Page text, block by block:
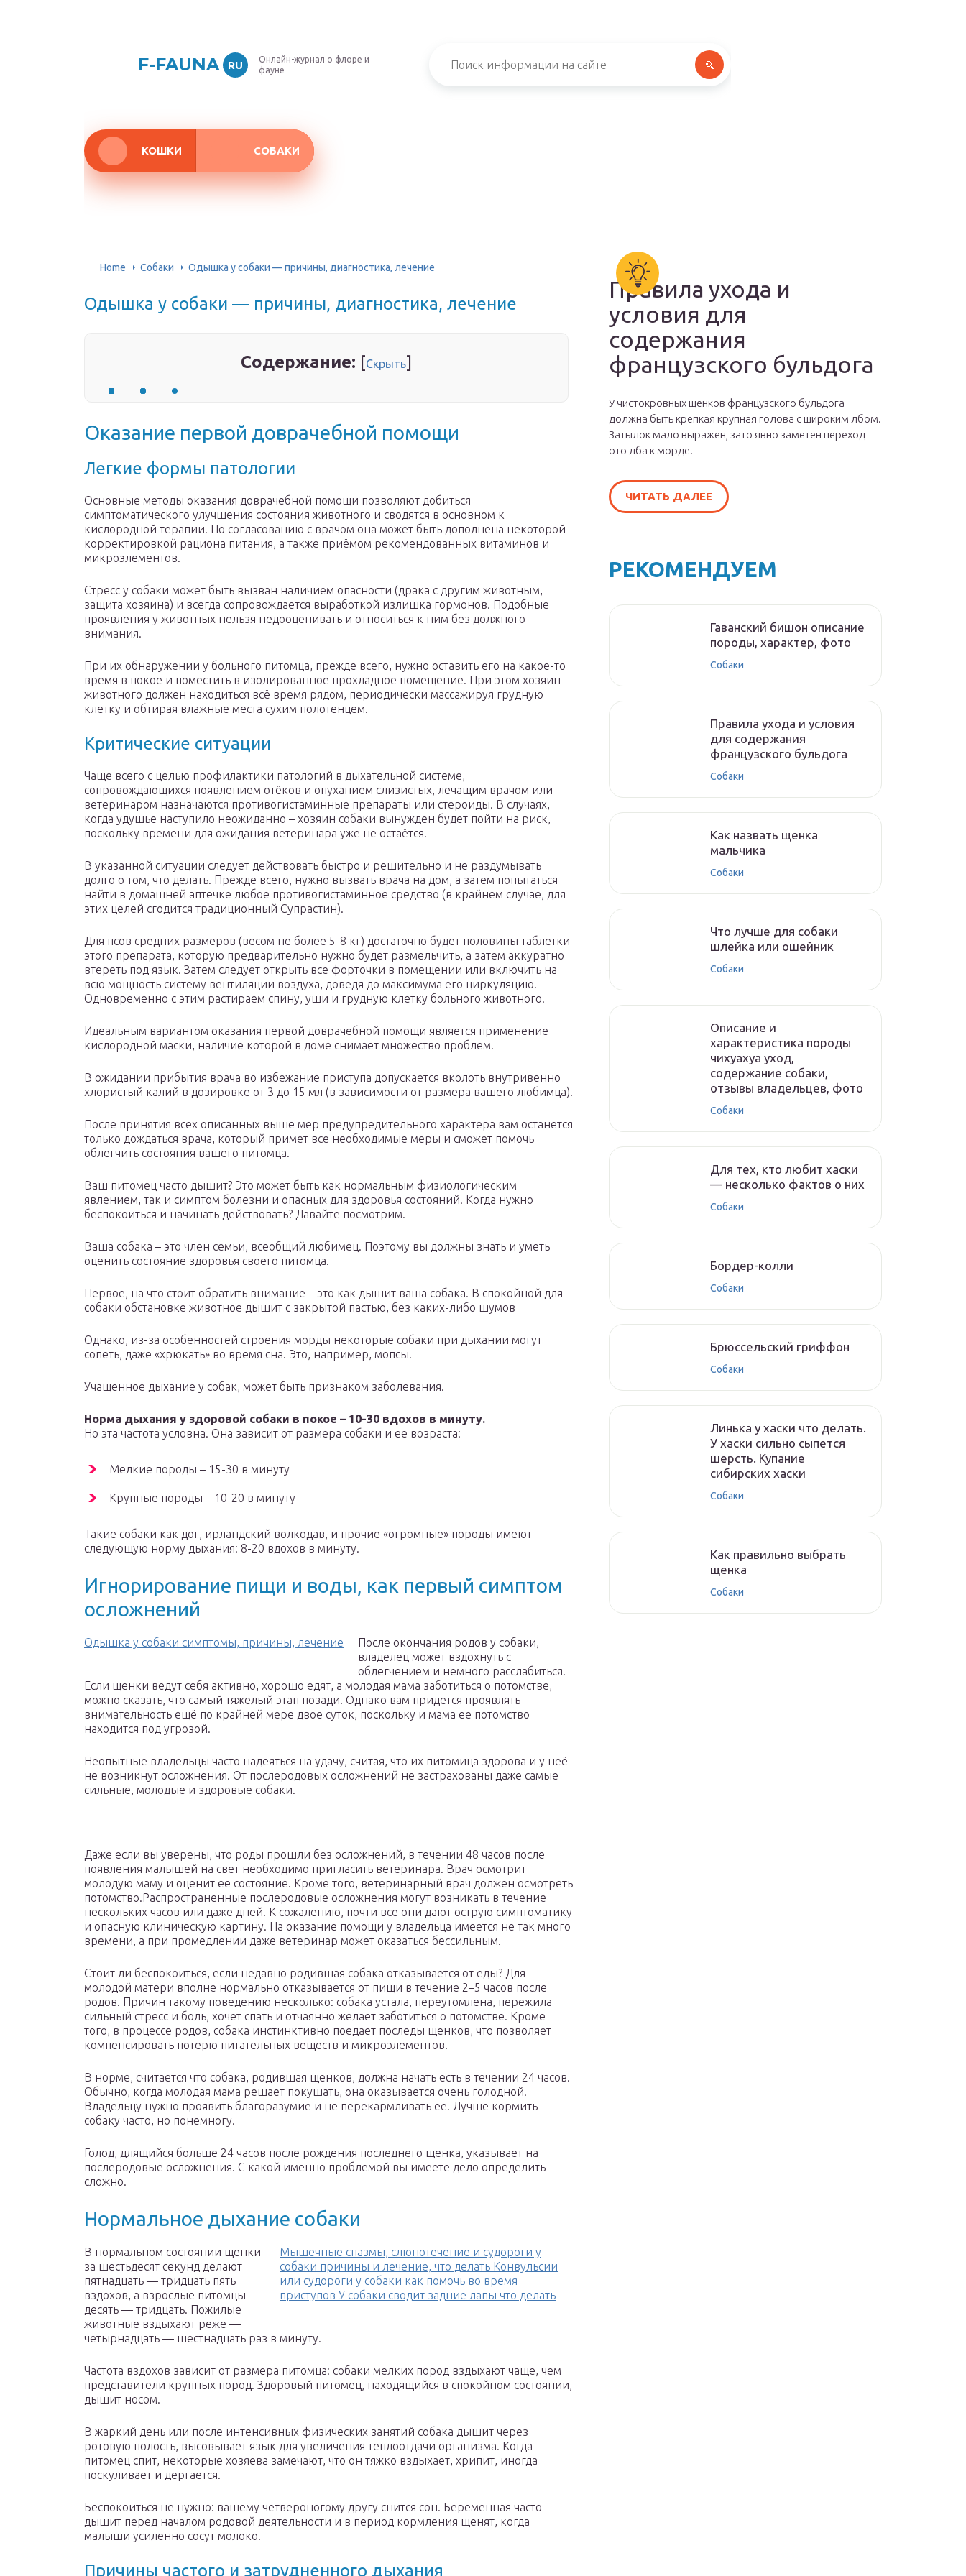
F-FAUNA RU
Онлайн-журнал о флоре и
фауне
КОШКИ СОБАКИ
Home Собаки Одышка у собаки — причины, диагностика, лечение
Одышка у собаки — причины, диагностика, лечение
Содержание: [Скрыть]
Оказание первой доврачебной помощи
Легкие формы патологии
Основные методы оказания доврачебной помощи позволяют добиться
симптоматического улучшения состояния животного и сводятся в основном к
кислородной терапии. По согласованию с врачом она может быть дополнена некоторой
корректировкой рациона питания, а также приёмом рекомендованных витаминов и
микроэлементов.
Стресс у собаки может быть вызван наличием опасности (драка с другим животным,
защита хозяина) и всегда сопровождается выработкой излишка гормонов. Подобные
проявления у животных нельзя недооценивать и относиться к ним без должного
внимания.
При их обнаружении у больного питомца, прежде всего, нужно оставить его на какое-то
время в покое и поместить в изолированное прохладное помещение. При этом хозяин
животного должен находиться всё время рядом, периодически массажируя грудную
клетку и обтирая влажные места сухим полотенцем.
Критические ситуации
Чаще всего с целью профилактики патологий в дыхательной системе,
сопровождающихся появлением отёков и опуханием слизистых, лечащим врачом или
ветеринаром назначаются противогистаминные препараты или стероиды. В случаях,
когда удушье наступило неожиданно – хозяин собаки вынужден будет пойти на риск,
поскольку времени для ожидания ветеринара уже не остаётся.
В указанной ситуации следует действовать быстро и решительно и не раздумывать
долго о том, что делать. Прежде всего, нужно вызвать врача на дом, а затем попытаться
найти в домашней аптечке любое противогистаминное средство (в крайнем случае, для
этих целей сгодится традиционный Супрастин).
Для псов средних размеров (весом не более 5-8 кг) достаточно будет половины таблетки
этого препарата, которую предварительно нужно будет размельчить, а затем аккуратно
втереть под язык. Затем следует открыть все форточки в помещении или включить на
всю мощность систему вентиляции воздуха, доведя до максимума его циркуляцию.
Одновременно с этим растираем спину, уши и грудную клетку больного животного.
Идеальным вариантом оказания первой доврачебной помощи является применение
кислородной маски, наличие которой в доме снимает множество проблем.
В ожидании прибытия врача во избежание приступа допускается вколоть внутривенно
хлористый калий в дозировке от 3 до 15 мл (в зависимости от размера вашего любимца).
После принятия всех описанных выше мер предупредительного характера вам останется
только дождаться врача, который примет все необходимые меры и сможет помочь
облегчить состояния вашего питомца.
Ваш питомец часто дышит? Это может быть как нормальным физиологическим
явлением, так и симптом болезни и опасных для здоровья состояний. Когда нужно
беспокоиться и начинать действовать? Давайте посмотрим.
Ваша собака – это член семьи, всеобщий любимец. Поэтому вы должны знать и уметь
оценить состояние здоровья своего питомца.
Первое, на что стоит обратить внимание – это как дышит ваша собака. В спокойной для
собаки обстановке животное дышит с закрытой пастью, без каких-либо шумов
Однако, из-за особенностей строения морды некоторые собаки при дыхании могут
сопеть, даже «хрюкать» во время сна. Это, например, мопсы.
Учащенное дыхание у собак, может быть признаком заболевания.
Норма дыхания у здоровой собаки в покое – 10-30 вдохов в минуту.
Но эта частота условна. Она зависит от размера собаки и ее возраста:
Мелкие породы – 15-30 в минуту
Крупные породы – 10-20 в минуту
Такие собаки как дог, ирландский волкодав, и прочие «огромные» породы имеют
следующую норму дыхания: 8-20 вдохов в минуту.
Игнорирование пищи и воды, как первый симптом
осложнений
Одышка у собаки симптомы, причины, лечение
После окончания родов у собаки,
владелец может вздохнуть с
облегчением и немного расслабиться.
Если щенки ведут себя активно, хорошо едят, а молодая мама заботиться о потомстве,
можно сказать, что самый тяжелый этап позади. Однако вам придется проявлять
внимательность ещё по крайней мере двое суток, поскольку и мама ее потомство
находится под угрозой.
Неопытные владельцы часто надеяться на удачу, считая, что их питомица здорова и у неё
не возникнут осложнения. От послеродовых осложнений не застрахованы даже самые
сильные, молодые и здоровые собаки.
Даже если вы уверены, что роды прошли без осложнений, в течении 48 часов после
появления малышей на свет необходимо пригласить ветеринара. Врач осмотрит
молодую маму и оценит ее состояние. Кроме того, ветеринарный врач должен осмотреть
потомство.Распространенные послеродовые осложнения могут возникать в течение
нескольких часов или даже дней. К сожалению, почти все они дают острую симптоматику
и опасную клиническую картину. На оказание помощи у владельца имеется не так много
времени, а при промедлении даже ветеринар может оказаться бессильным.
Стоит ли беспокоиться, если недавно родившая собака отказывается от еды? Для
молодой матери вполне нормально отказывается от пищи в течение 2–5 часов после
родов. Причин такому поведению несколько: собака устала, переутомлена, пережила
сильный стресс и боль, хочет спать и отчаянно желает заботиться о потомстве. Кроме
того, в процессе родов, собака инстинктивно поедает последы щенков, что позволяет
компенсировать потерю питательных веществ и микроэлементов.
В норме, считается что собака, родившая щенков, должна начать есть в течении 24 часов.
Обычно, когда молодая мама решает покушать, она оказывается очень голодной.
Владельцу нужно проявить благоразумие и не перекармливать ее. Лучше кормить
собаку часто, но понемногу.
Голод, длящийся больше 24 часов после рождения последнего щенка, указывает на
послеродовые осложнения. С какой именно проблемой вы имеете дело определить
сложно.
Нормальное дыхание собаки
Мышечные спазмы, слюнотечение и судороги у
собаки причины и лечение, что делать Конвульсии
или судороги у собаки как помочь во время
приступов У собаки сводит задние лапы что делать
В нормальном состоянии щенки
за шестьдесят секунд делают
пятнадцать — тридцать пять
вздохов, а взрослые питомцы —
десять — тридцать. Пожилые
животные вздыхают реже —
четырнадцать — шестнадцать раз в минуту.
Частота вздохов зависит от размера питомца: собаки мелких пород вздыхают чаще, чем
представители крупных пород. Здоровый питомец, находящийся в спокойном состоянии,
дышит носом.
В жаркий день или после интенсивных физических занятий собака дышит через
ротовую полость, высовывает язык для увеличения теплоотдачи организма. Когда
питомец спит, некоторые хозяева замечают, что он тяжко вздыхает, хрипит, иногда
поскуливает и дергается.
Беспокоиться не нужно: вашему четвероногому другу снится сон. Беременная часто
дышит перед началом родовой деятельности и в период кормления щенят, когда
малыши усиленно сосут молоко.
Причины частого и затрудненного дыхания
Правила ухода и
условия для
содержания
французского бульдога
У чистокровных щенков французского бульдога
должна быть крепкая крупная голова с широким лбом.
Затылок мало выражен, зато явно заметен переход
ото лба к морде.
ЧИТАТЬ ДАЛЕЕ
РЕКОМЕНДУЕМ
Гаванский бишон описание
породы, характер, фото
Собаки
Правила ухода и условия
для содержания
французского бульдога
Собаки
Как назвать щенка
мальчика
Собаки
Что лучше для собаки
шлейка или ошейник
Собаки
Описание и
характеристика породы
чихуахуа уход,
содержание собаки,
отзывы владельцев, фото
Собаки
Для тех, кто любит хаски
— несколько фактов о них
Собаки
Бордер-колли
Собаки
Брюссельский гриффон
Собаки
Линька у хаски что делать.
У хаски сильно сыпется
шерсть. Купание
сибирских хаски
Собаки
Как правильно выбрать
щенка
Собаки